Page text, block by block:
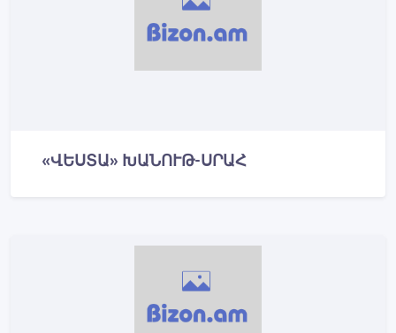
«ՎԵՍՏԱ» ԽԱՆՈՒԹ-ՍՐԱՀ